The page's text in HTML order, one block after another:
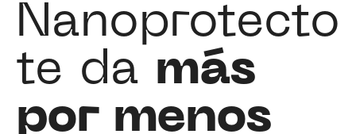
Nanoprotecto
te da más
por menos